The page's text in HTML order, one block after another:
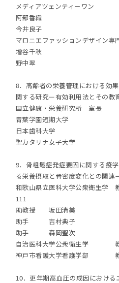
メディアツェンティ
阿部香織
今井良子
マロニエファッションデザイ
増谷千秋
野中翠
8．高齢者の栄養管理における効
関する研究ー有効利用法とその教
国立健康・栄養研究所 室長
青葉学園短期大学 堤
日本歯科大学 三
聖カタリナ女子大学
9．骨粗鬆症発症要因に関する疫
る栄養摂取と骨密度変化との関連
和歌山県立医科大学公衆衛生
111
助教授 坂田清美
助手 吉村典子
助手 森岡聖次
自治医科大学公衆衛生
神戸市看護大学看護学部
10．更年期高血圧の成因における